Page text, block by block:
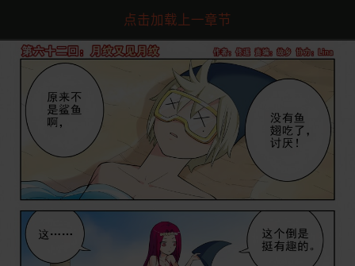
点击加载上一章节